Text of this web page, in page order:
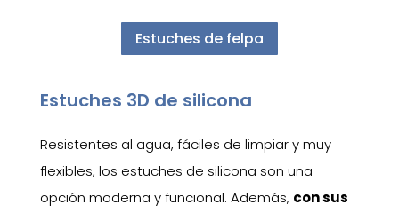
Estuches de felpa
Estuches 3D de silicona
Resistentes al agua, fáciles de limpiar y muy
flexibles, los estuches de silicona son una
opción moderna y funcional. Además, con sus